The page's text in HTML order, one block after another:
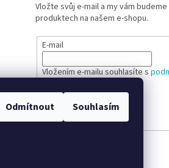
Odmítnout Souhlasím
Vložte svůj e-mail a my vám
produktech na našem e-shopu.
E-mail
Vložením e-mailu souhlasíte s
PŘIHLÁSIT SE